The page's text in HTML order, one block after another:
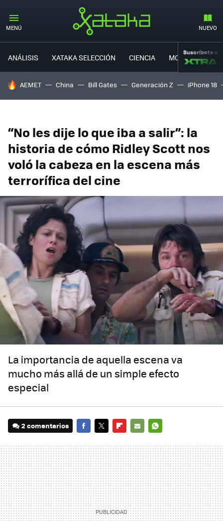
MENÚ NUEVO
ANÁLISIS XATAKA SELECCIÓN CIENCIA MOVILIDAD
Suscríbete a
HOY SE HABLA DE
AEMET China Bill Gates Generación Z iPhone 18
“No les dije lo que iba a salir”: la
historia de cómo Ridley Scott nos
voló la cabeza en la escena más
terrorífica del cine
La importancia de aquella escena va
mucho más allá de un simple efecto
especial
2 comentarios
MAIL